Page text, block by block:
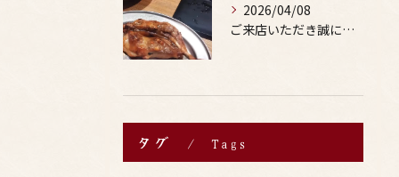
2026/04/08
ご来店いただき誠にありがとうございます。
タグ Tags